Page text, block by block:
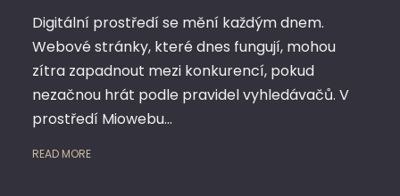
Digitální prostředí se mění každým dnem.
Webové stránky, které dnes fungují, mohou
zítra zapadnout mezi konkurencí, pokud
nezačnou hrát podle pravidel vyhledávačů. V
prostředí Miowebu…
READ MORE